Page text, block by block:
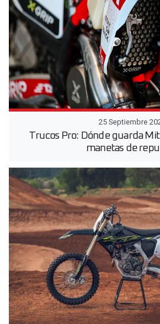
25 Septiembre
Trucos Pro: Dónde guarda
manetas de